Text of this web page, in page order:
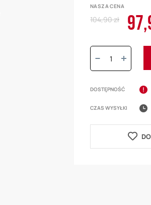
NASZA CENA
Cena
Regular
104,90 zł
Ilość:
DOSTĘPNOŚĆ
CZAS WYSYŁKI